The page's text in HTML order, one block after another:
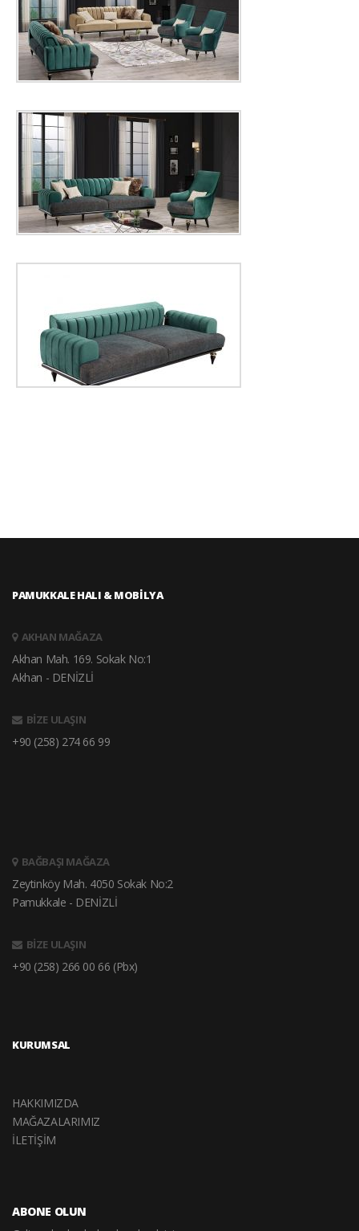
PAMUKKALE HALI & MOBİLYA
AKHAN MAĞAZA
Akhan Mah. 169. Sokak No:1
Akhan - DENİZLİ
BİZE ULAŞIN
+90 (258) 274 66 99
BAĞBAŞI MAĞAZA
Zeytinköy Mah. 4050 Sokak No:2
Pamukkale - DENİZLİ
BİZE ULAŞIN
+90 (258) 266 00 66 (Pbx)
KURUMSAL
HAKKIMIZDA
MAĞAZALARIMIZ
İLETİŞİM
ABONE OLUN